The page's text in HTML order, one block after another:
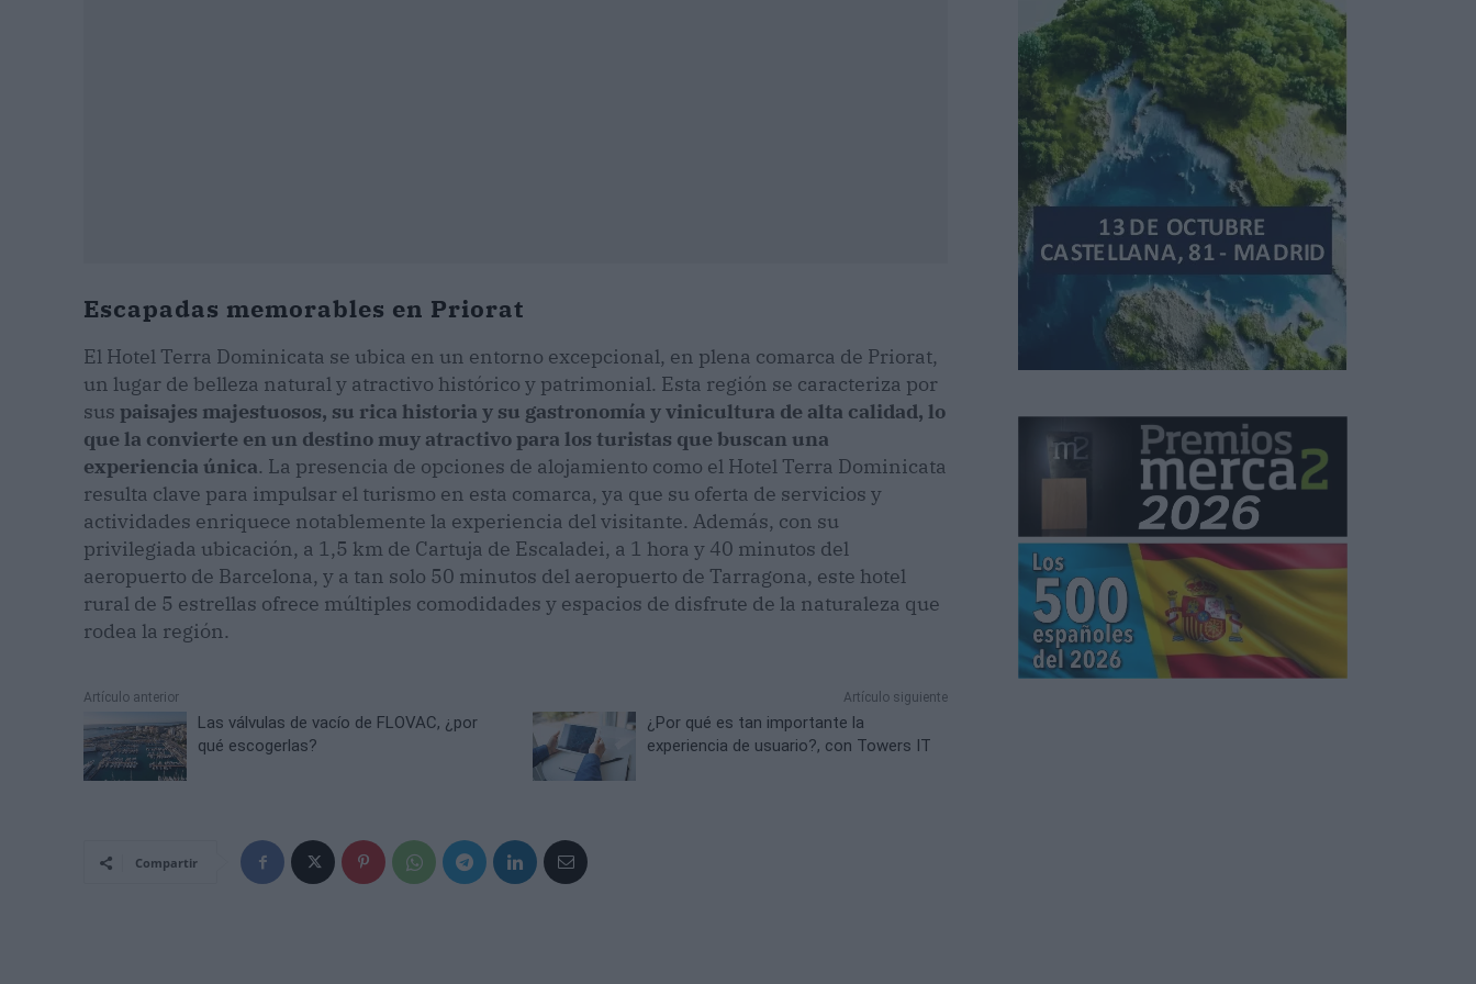
Escapadas memorables en Priorat
El Hotel Terra Dominicata se ubica en un entorno excepcional, en plena comarca de Priorat,
un lugar de belleza natural y atractivo histórico y patrimonial. Esta región se caracteriza por
sus paisajes majestuosos, su rica historia y su gastronomía y vinicultura de alta calidad, lo
que la convierte en un destino muy atractivo para los turistas que buscan una
experiencia única. La presencia de opciones de alojamiento como el Hotel Terra Dominicata
resulta clave para impulsar el turismo en esta comarca, ya que su oferta de servicios y
actividades enriquece notablemente la experiencia del visitante. Además, con su
privilegiada ubicación, a 1,5 km de Cartuja de Escaladei, a 1 hora y 40 minutos del
aeropuerto de Barcelona, y a tan solo 50 minutos del aeropuerto de Tarragona, este hotel
rural de 5 estrellas ofrece múltiples comodidades y espacios de disfrute de la naturaleza que
rodea la región.
Artículo anterior
Las válvulas de vacío de FLOVAC, ¿por
qué escogerlas?
Artículo siguiente
¿Por qué es tan importante la
experiencia de usuario?, con Towers IT
Compartir